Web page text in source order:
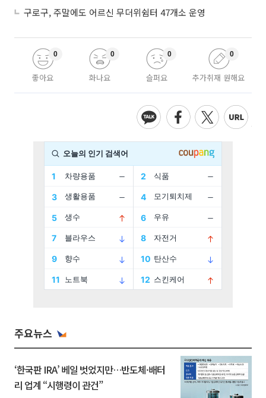
구로구, 주말에도 어르신 무더위쉼터 47개소 운영
좋아요
0
화나요
0
슬퍼요
0
추가취재 원해요
0
주요뉴스
‘한국판 IRA’ 베일 벗었지만…반도체·배터
리 업계 “시행령이 관건”